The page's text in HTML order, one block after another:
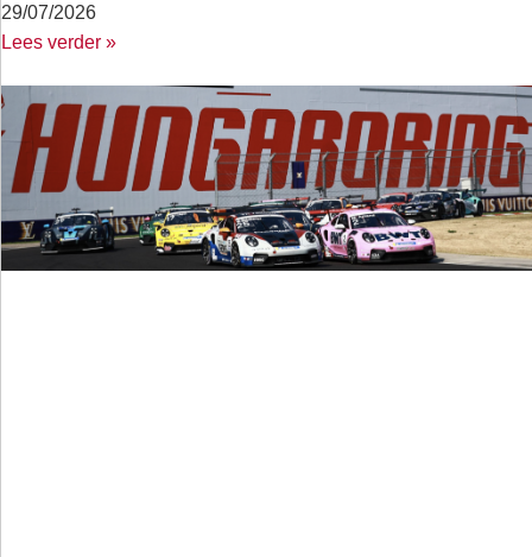
29/07/2026
Lees verder »